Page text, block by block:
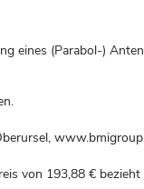
eines (Parabol-)
von 193,88 €